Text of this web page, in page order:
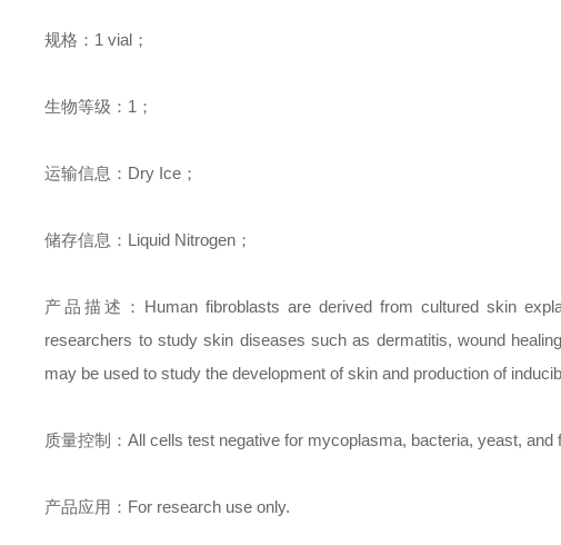
规格 ： 1 vial ；
生物等级 ： 1 ；
运输信息 ： Dry Ice ；
储存信息 ： Liquid Nitrogen ；
产品描述 ： Human fibroblasts are derived from cultured skin
researchers to study skin diseases such as dermatitis, wound
may be used to study the development of skin and production of
质量控制 ：All cells test negative for mycoplasma, bacteria, yeast, and
产品应用 ： For research use only.